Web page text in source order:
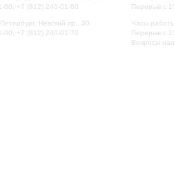
00, +7 (812) 240-01-80
Невский пр., 30
00, +7 (812) 240-01-70
Перерыв с
Часы
Перерыв с
Вопросы